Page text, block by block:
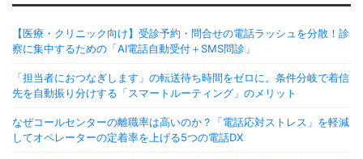
【医療・クリニック向け】受診予約・問合せの電話ラッシュを分散！診
察に集中するための「AI電話自動受付＋SMS問診」
「担当者におつなぎします」の転送待ち時間をゼロに。条件分岐で着信
先を自動振り分けする「スマートルーティング」のメリット
なぜコールセンターの離職率は高いのか？「電話応対ストレス」を軽減
してオペレーターの定着率を上げる5つの電話DX